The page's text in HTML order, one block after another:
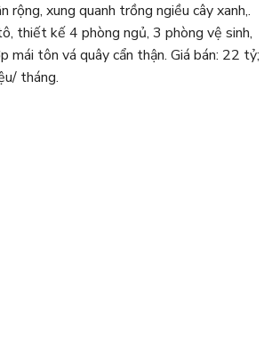
rộng, xung quanh trồng ngiều cây xanh,.
thiết kế 4 phòng ngủ, 3 phòng vệ sinh,
mái tôn vá quây cẩn thận. Giá bán: 22 tỷ;
tháng.